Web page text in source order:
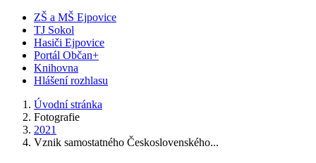
ZŠ a MŠ Ejpovice
TJ Sokol
Hasiči Ejpovice
Portál Občan+
Knihovna
Hlášení rozhlasu
Úvodní stránka
Fotografie
2021
Vznik samostatného Československého...